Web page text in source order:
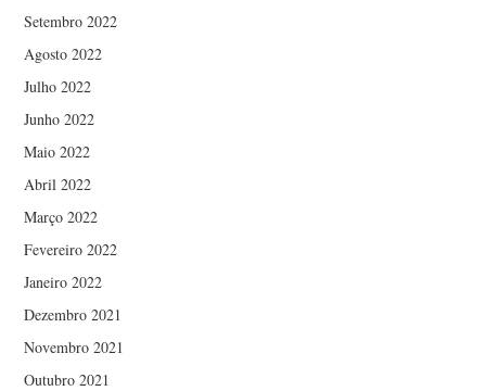
Setembro 2022
Agosto 2022
Julho 2022
Junho 2022
Maio 2022
Abril 2022
Março 2022
Fevereiro 2022
Janeiro 2022
Dezembro 2021
Novembro 2021
Outubro 2021